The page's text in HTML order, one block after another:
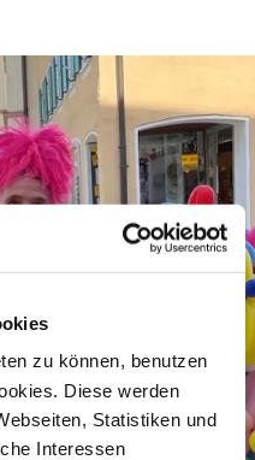
zu können, benutzen
Diese werden
Statistiken und
Interessen